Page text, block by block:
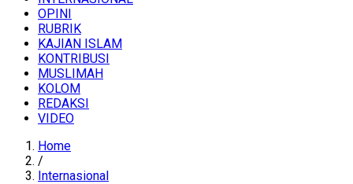
OPINI
RUBRIK
KAJIAN ISLAM
KONTRIBUSI
MUSLIMAH
KOLOM
REDAKSI
VIDEO
Home
/
Internasional